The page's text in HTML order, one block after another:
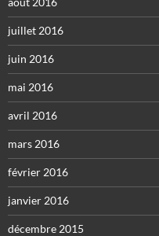
juillet 2016
juin 2016
mai 2016
avril 2016
mars 2016
février 2016
janvier 2016
décembre 2015